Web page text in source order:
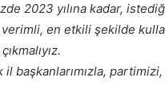
2023 yılına kadar,
en etkili şekilde
partimizi,